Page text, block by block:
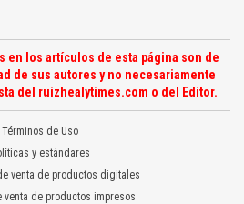
en los artículos de esta página son de
de sus autores y no necesariamente
del ruizhealytimes.com o del Editor.
Términos de Uso
y estándares
venta de productos digitales
venta de productos impresos